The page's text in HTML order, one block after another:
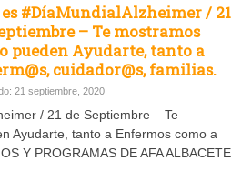
#DíaMundialAlzheimer / 21
– Te mostramos
pueden Ayudarte, tanto a
cuidador@s, familias.
21 septiembre, 2020
/ 21 de Septiembre – Te
Ayudarte, tanto a Enfermos como a
Y PROGRAMAS DE AFA ALBACETE